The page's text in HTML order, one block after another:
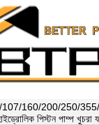
160/200/250/355/
পিস্টন পাম্প খুচরা